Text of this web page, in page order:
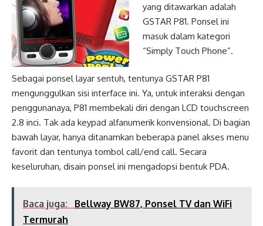
yang ditawarkan adalah
GSTAR P81. Ponsel ini
masuk dalam kategori
“Simply Touch Phone”.
Sebagai ponsel layar sentuh, tentunya GSTAR P81
mengunggulkan sisi interface ini. Ya, untuk interaksi dengan
penggunanaya, P81 membekali diri dengan LCD touchscreen
2.8 inci. Tak ada keypad alfanumerik konvensional. Di bagian
bawah layar, hanya ditanamkan beberapa panel akses menu
favorit dan tentunya tombol call/end call. Secara
keseluruhan, disain ponsel ini mengadopsi bentuk PDA.
Baca juga:
Bellway BW87, Ponsel TV dan WiFi
Termurah